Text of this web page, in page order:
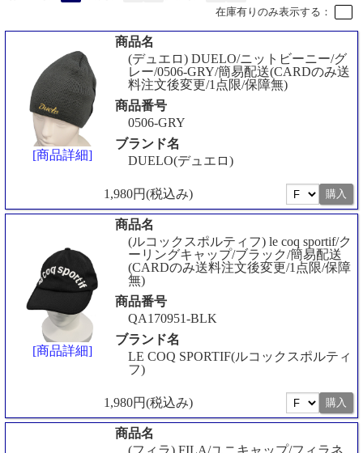
在庫有りのみ表示する：
[商品詳細]
商品名
(デュエロ) DUELO/ニットビーニー/グ
レー/0506-GRY/簡易配送(CARDのみ送
料注文後変更/1点限/保障無)
商品番号
0506-GRY
ブランド名
DUELO(デュエロ)
1,980円(税込み)
[商品詳細]
商品名
(ルコックスポルティフ) le coq sportif/ク
ーリングキャップ/ブラック/簡易配送
(CARDのみ送料注文後変更/1点限/保障
無)
商品番号
QA170951-BLK
ブランド名
LE COQ SPORTIF(ルコックスポルティ
フ)
1,980円(税込み)
商品名
(フィラ) FILA/ユニキャップ/フィラネ